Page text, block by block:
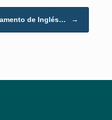
de Inglés… →